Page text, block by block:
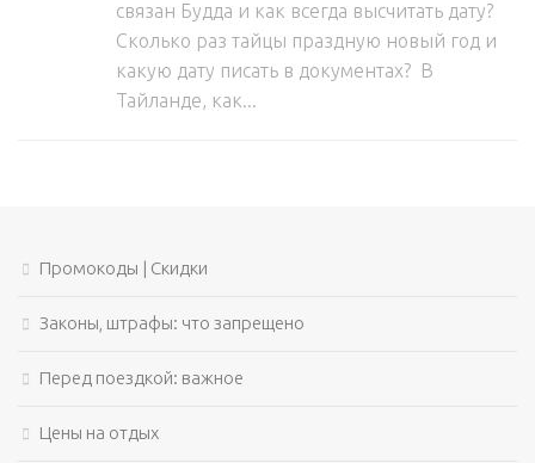
связан Будда и как всегда высчитать дату?
Сколько раз тайцы праздную новый год и
какую дату писать в документах? В
Тайланде, как...
Промокоды | Скидки
Законы, штрафы: что запрещено
Перед поездкой: важное
Цены на отдых